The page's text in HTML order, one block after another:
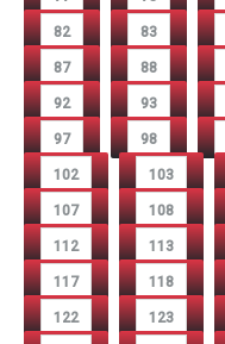
82 83
87 88
92 93
97 98
102 103
107 108
112 113
117 118
122 123